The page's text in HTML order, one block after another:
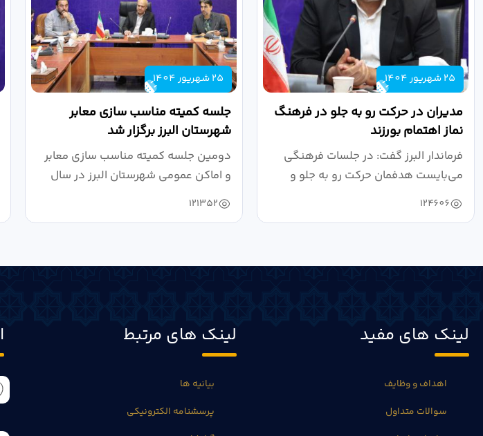
25 شهریور 1404
مدیران در حرکت رو به جلو در فرهنگ
نماز اهتمام بورزند
فرماندار البرز گفت: در جلسات فرهنگی
می‌بایست هدفمان حرکت رو به جلو و
دستیابی...
124606
25 شهریور 1404
جلسه کمیته مناسب سازی معابر
شهرستان البرز برگزار شد
دومین جلسه کمیته مناسب سازی معابر
و اماکن عمومی شهرستان البرز در سال
۱۴۰۴ به...
121352
لینک های مفید
اهداف و وظایف
سوالات متداول
لینک های مرتبط
بیانیه ها
پرسشنامه الکترونیکی